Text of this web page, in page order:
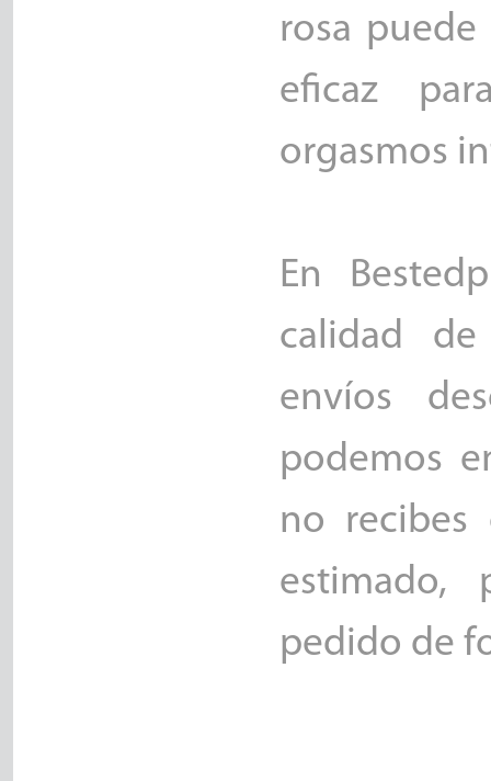
rosa
eficaz
orgasmos
En
calidad de
envíos
podemos
no
estimado,
pedido de